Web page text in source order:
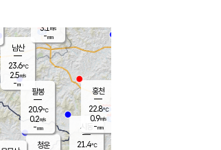
남산
23.6℃
2.5m/s
-mm
청운
팔봉
20.9℃
0.2m/s
-mm
시동
21.4℃
홍천
22.8℃
0.9m/s
-mm
3.1 m/s
-mm